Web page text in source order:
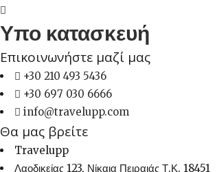
Υπο κατασκευή
Επικοινωνήστε μαζί μας
+30 210 493 5436
+30 697 030 6666
info@travelupp.com
Θα μας βρείτε
Travelupp
Λαοδικείας 123, Νίκαια Πειραιάς Τ.Κ. 18451